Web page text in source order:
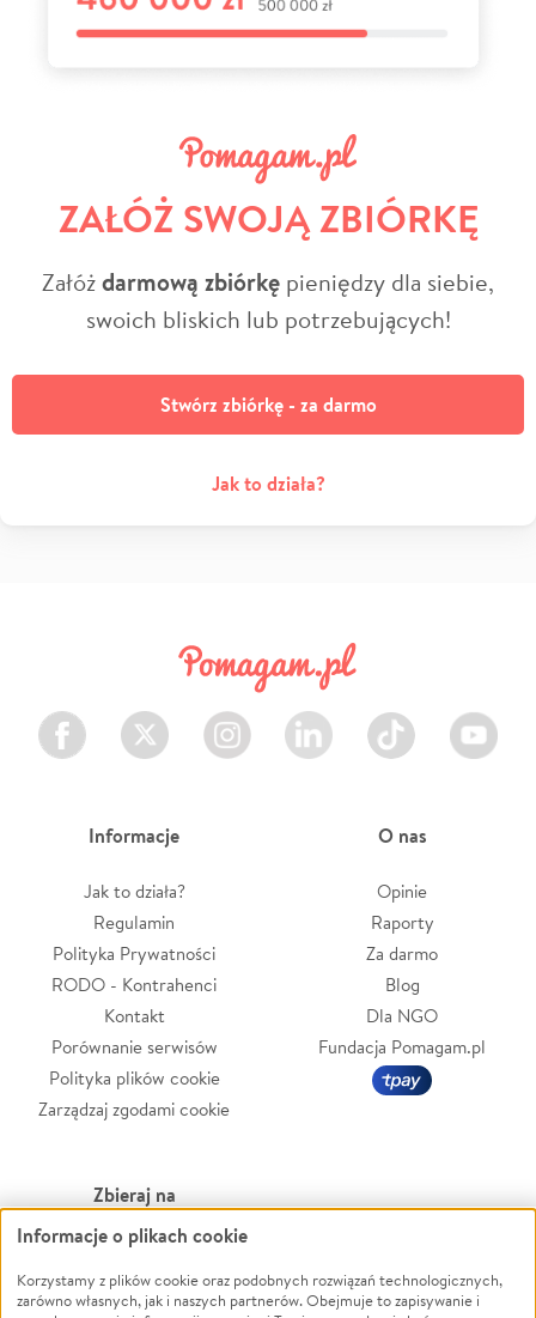
ZAŁÓŻ SWOJĄ ZBIÓRKĘ
Załóżdarmową zbiórkę pieniędzy dla siebie,
swoich bliskich lub potrzebujących!
Stwórz zbiórkę - za darmo
Jak to działa?
Facebook Twitter Instagram LinkedIn TikTok Youtube
Informacje
Jak to działa?
Regulamin
Polityka Prywatności
RODO - Kontrahenci
Kontakt
Porównanie serwisów
Polityka plików cookie
Zarządzaj zgodami cookie
O nas
Opinie
Raporty
Za darmo
Blog
Dla NGO
Fundacja Pomagam.pl
Zbieraj na
Leczenie
Zwierzęta
Pożar
Powódź
Wichura
Informacje o plikach cookie
Korzystamy z plików cookie oraz podobnych rozwiązań technologicznych,
zarówno własnych, jak i naszych partnerów. Obejmuje to zapisywanie i